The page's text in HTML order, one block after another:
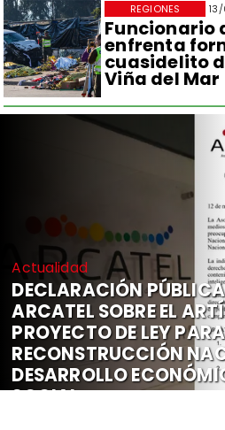
Funcionario
enfrenta
cuasidelito
Viña del Mar
REGIONES
Actualidad
DECLARACIÓN
ARCATEL SOBRE EL
PROYECTO DE LEY
RECONSTRUCCIÓN
DESARROLLO
SOCIAL